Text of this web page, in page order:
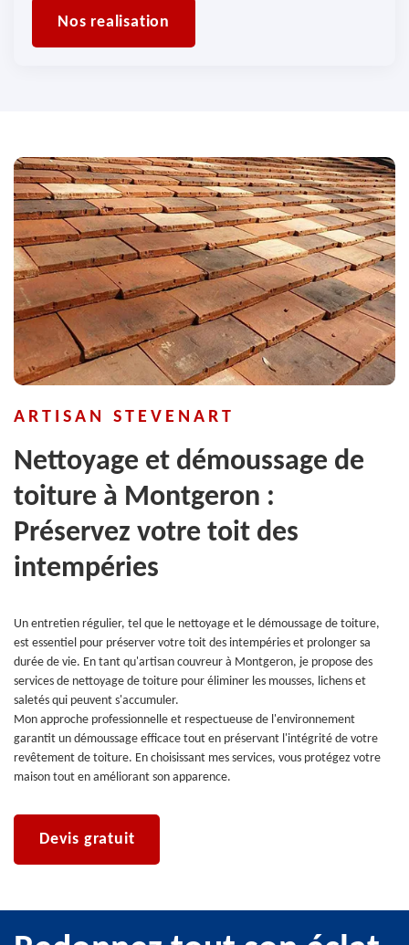
Nos realisation
ARTISAN STEVENART
Nettoyage et démoussage de
toiture à Montgeron :
Préservez votre toit des
intempéries
Un entretien régulier, tel que le nettoyage et le démoussage de toiture,
est essentiel pour préserver votre toit des intempéries et prolonger sa
durée de vie. En tant qu'artisan couvreur à Montgeron, je propose des
services de nettoyage de toiture pour éliminer les mousses, lichens et
saletés qui peuvent s'accumuler.
Mon approche professionnelle et respectueuse de l'environnement
garantit un démoussage efficace tout en préservant l'intégrité de votre
revêtement de toiture. En choisissant mes services, vous protégez votre
maison tout en améliorant son apparence.
Devis gratuit